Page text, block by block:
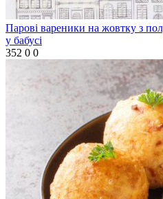
Парові вареники на жовтку з
у бабусі
352 0 0